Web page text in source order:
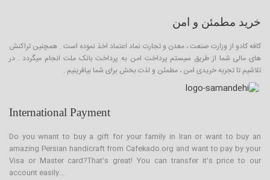
خرید مطمئن و امن
کافه کادو از وزارت صنعت ، معدن و تجارت نماد اعتماد اخذ نموده است . همچنین تراکنش
های مالی شما از طریق سیستم پرداخت امن به پرداخت بانک ملت انجام میگردد . در
تلاشیم تا تجربه خریدی امن ، مطمئن و لذت بخش برای شما بیافرینیم .
International Payment
Do you wnant to buy a gift for your family in Iran or want to buy an
amazing Persian handicraft from Cafekado.org and want to pay by your
Visa or Master card?That's great! You can transfer it's price to our
account easily...